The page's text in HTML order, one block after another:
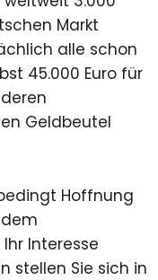
Markt
alle schon
45.000 Euro für
Geldbeutel
Hoffnung
Interesse
stellen Sie sich in